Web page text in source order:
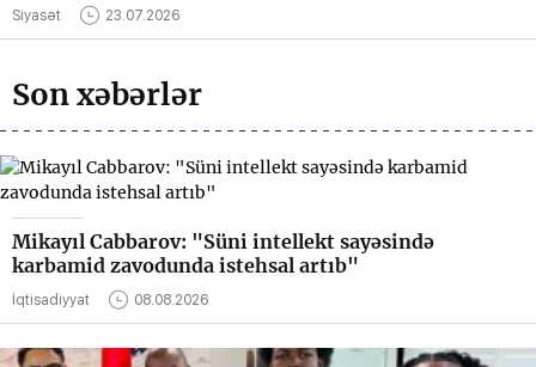
Siyasət 23.07.2026
Son xəbərlər
Mikayıl Cabbarov: "Süni intellekt sayəsində
karbamid zavodunda istehsal artıb"
İqtisadiyyat 08.08.2026